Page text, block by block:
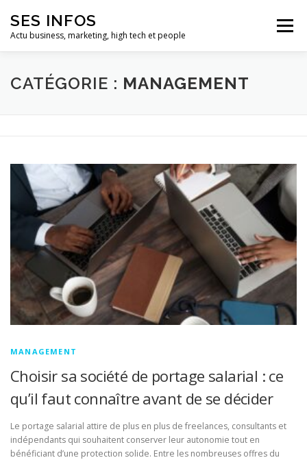
contenu
SES INFOS
Actu business, marketing, high tech et people
Menu
BUSINESS MARKETING
CATÉGORIE : MANAGEMENT
MANAGEMENT
Choisir sa société de portage salarial : ce
qu’il faut connaître avant de se décider
Le portage salarial attire de plus en plus de freelances, consultants et
indépendants qui souhaitent conserver leur autonomie tout en
bénéficiant d’une protection solide. Entre les nombreuses offres du